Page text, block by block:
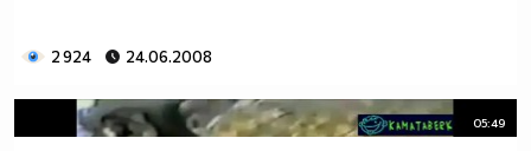
2 924 24.06.2008
05:49